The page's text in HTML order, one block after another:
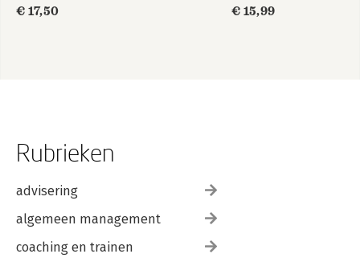
€ 17,50
€ 15,99
Rubrieken
advisering
algemeen management
coaching en trainen